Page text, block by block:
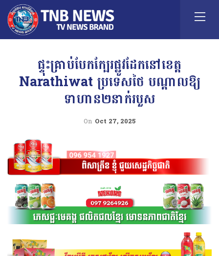
ផ្ទុះគ្រាប់បែកក្បែរផ្លូវដែកនៅខេត្ត
Narathiwat ប្រទេសថៃ បណ្តាលឱ្យ
ទាហាន២នាក់របួស
On Oct 27, 2025